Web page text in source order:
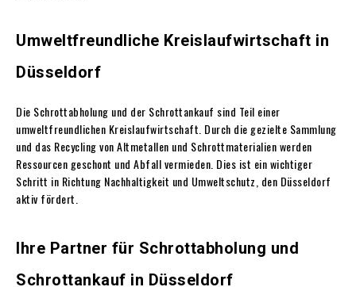
Umweltfreundliche Kreislaufwirtschaft in
Düsseldorf
Die Schrottabholung und der Schrottankauf sind Teil einer
umweltfreundlichen Kreislaufwirtschaft. Durch die gezielte Sammlung
und das Recycling von Altmetallen und Schrottmaterialien werden
Ressourcen geschont und Abfall vermieden. Dies ist ein wichtiger
Schritt in Richtung Nachhaltigkeit und Umweltschutz, den Düsseldorf
aktiv fördert.
Ihre Partner für Schrottabholung und
Schrottankauf in Düsseldorf